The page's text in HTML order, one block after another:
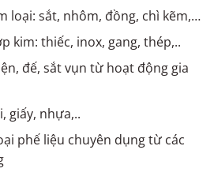
loại: sắt, nhôm, đồng, chì kẽm,…
kim: thiếc, inox, gang, thép,..
đế, sắt vụn từ hoạt động gia
giấy, nhựa,..
phế liệu chuyên dụng từ các